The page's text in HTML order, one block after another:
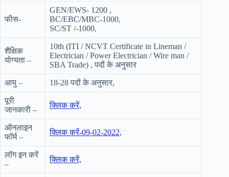
फीस-
GEN/EWS- 1200 ,
BC/EBC/MBC-1000,
SC/ST /-1000,
शैक्षिक
योग्यता –
10th (ITI / NCVT Certificate in Lineman /
Electrician / Power Electrician / Wire man /
SBA Trade) , पदों के अनुसार
आयु – 18-28 पदों के अनुसार,
पूरी
जानकारी –
क्लिक करें,
ऑनलाइन
फॉर्म –
क्लिक करें-09-02-2022,
लॉग इन करें
–
क्लिक करें,